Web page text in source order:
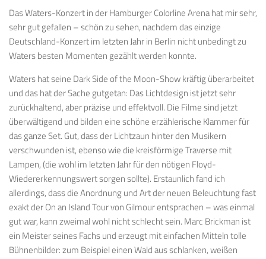
Das Waters-Konzert in der Hamburger Colorline Arena hat mir sehr,
sehr gut gefallen – schön zu sehen, nachdem das einzige
Deutschland-Konzert im letzten Jahr in Berlin nicht unbedingt zu
Waters besten Momenten gezählt werden konnte.
Waters hat seine Dark Side of the Moon-Show kräftig überarbeitet
und das hat der Sache gutgetan: Das Lichtdesign ist jetzt sehr
zurückhaltend, aber präzise und effektvoll. Die Filme sind jetzt
überwältigend und bilden eine schöne erzählerische Klammer für
das ganze Set. Gut, dass der Lichtzaun hinter den Musikern
verschwunden ist, ebenso wie die kreisförmige Traverse mit
Lampen, (die wohl im letzten Jahr für den nötigen Floyd-
Wiedererkennungswert sorgen sollte). Erstaunlich fand ich
allerdings, dass die Anordnung und Art der neuen Beleuchtung fast
exakt der On an Island Tour von Gilmour entsprachen – was einmal
gut war, kann zweimal wohl nicht schlecht sein. Marc Brickman ist
ein Meister seines Fachs und erzeugt mit einfachen Mitteln tolle
Bühnenbilder: zum Beispiel einen Wald aus schlanken, weißen